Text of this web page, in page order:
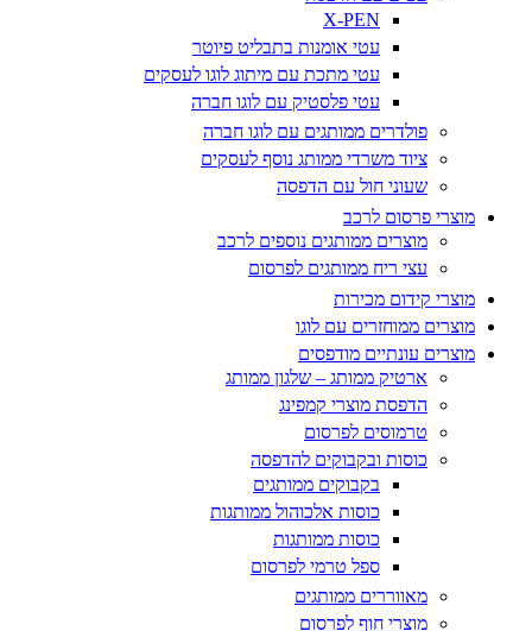
X-PEN
עטי אומנות בתבליט פיוטר
עטי מתכת עם מיתוג לוגו לעסקים
עטי פלסטיק עם לוגו חברה
פולדרים ממותגים עם לוגו חברה
ציוד משרדי ממותג נוסף לעסקים
שעוני חול עם הדפסה
מוצרי פרסום לרכב
מוצרים ממותגים נוספים לרכב
עצי ריח ממותגים לפרסום
מוצרי קידום מכירות
מוצרים ממוחזרים עם לוגו
מוצרים עונתיים מודפסים
ארטיק ממותג – שלגון ממותג
הדפסת מוצרי קמפינג
טרמוסים לפרסום
כוסות ובקבוקים להדפסה
בקבוקים ממותגים
כוסות אלכוהול ממותגות
כוסות ממותגות
ספל טרמי לפרסום
מאווררים ממותגים
מוצרי חוף לפרסום